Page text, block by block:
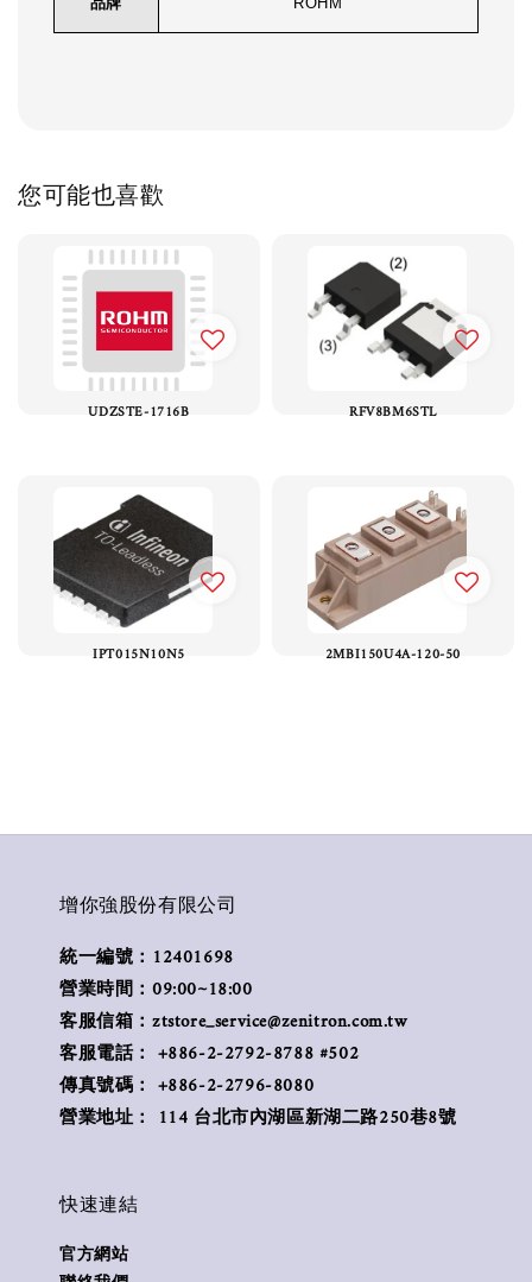
您可能也喜歡
UDZSTE-1716B RFV8BM6STL
IPT015N10N5 2MBI150U4A-120-50
增你強股份有限公司
統一編號：12401698
營業時間：09:00~18:00
客服信箱：ztstore_service@zenitron.com.tw
客服電話： +886-2-2792-8788 #502
傳真號碼： +886-2-2796-8080
營業地址： 114 台北市內湖區新湖二路250巷8號
快速連結
官方網站